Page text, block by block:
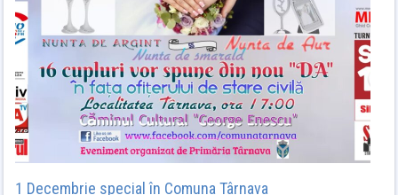
1 Decembrie special în Comuna Târnava